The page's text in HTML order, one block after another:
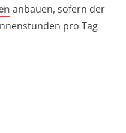
anbauen, sofern der
pro Tag